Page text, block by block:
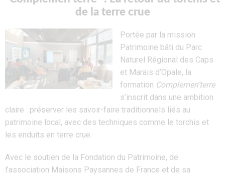
de la terre crue
Portée par la mission
Patrimoine bâti du Parc
Naturel Régional des Caps
et Marais d’Opale, la
formation Complemen’terre
s’inscrit dans une ambition
claire : préserver les savoir-faire traditionnels liés au
patrimoine local, avec des techniques comme le torchis et
les enduits en terre crue.
Avec le soutien de la Fondation du Patrimoine, de
l’association Maisons Paysannes de France et de sa